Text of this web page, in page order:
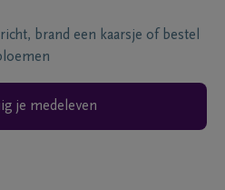
brand een kaarsje of bestel
je medeleven